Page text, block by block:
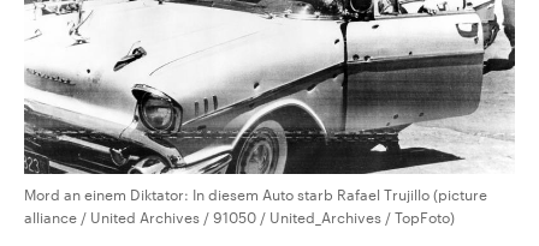
Mord an einem Diktator: In diesem Auto starb Rafael Trujillo (picture
alliance / United Archives / 91050 / United_Archives / TopFoto)